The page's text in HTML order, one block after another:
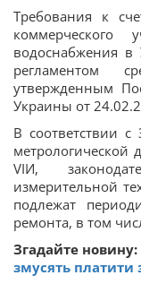
Требования к
коммерческого
водоснабжения в
регламентом
утвержденным
Украины от
В соответствии
метрологической
VIИ,
измерительной
подлежат
ремонта, в том
Згадайте новину:
змусять платити